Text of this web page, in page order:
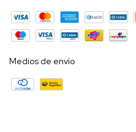
Medios de envío